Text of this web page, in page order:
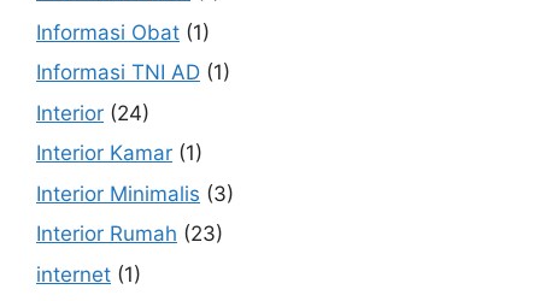
Informasi Obat (1)
Informasi TNI AD (1)
Interior (24)
Interior Kamar (1)
Interior Minimalis (3)
Interior Rumah (23)
internet (1)